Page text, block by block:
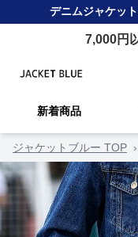
デニムジャケット
7,000円
新着商品
ジャケットブルー TOP ›